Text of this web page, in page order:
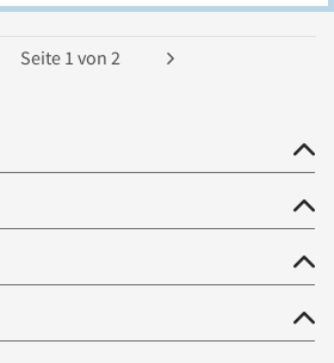
Seite 1 von 2